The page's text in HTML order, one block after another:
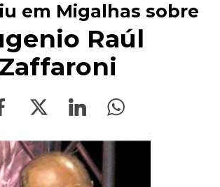
em Migalhas sobre
Raúl
Zaffaroni